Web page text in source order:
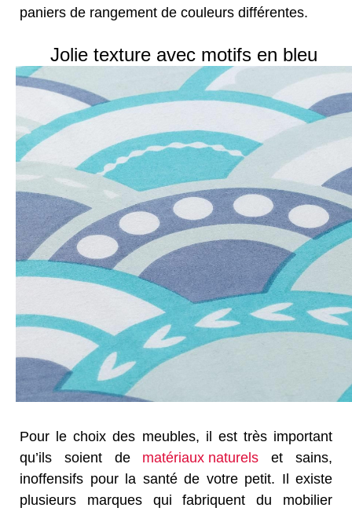
paniers de rangement de couleurs différentes.
Jolie texture avec motifs en bleu
Pour le choix des meubles, il est très important
qu’ils soient de matériaux naturels et sains,
inoffensifs pour la santé de votre petit. Il existe
plusieurs marques qui fabriquent du mobilier